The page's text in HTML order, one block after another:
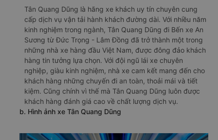
Tân Quang Dũng là hãng xe khách uy tín chuyên cung
cấp dịch vụ vận tải hành khách đường dài. Với nhiều năm
kinh nghiệm trong ngành, Tân Quang Dũng đi Bến xe An
Sương từ Đức Trọng - Lâm Đồng đã trở thành một trong
những nhà xe hàng đầu Việt Nam, được đông đảo khách
hàng tin tưởng lựa chọn. Với đội ngũ lái xe chuyên
nghiệp, giàu kinh nghiệm, nhà xe cam kết mang đến cho
khách hàng những chuyến đi an toàn, thoải mái và tiết
kiệm. Cũng chính vì thế mà Tân Quang Dũng luôn được
khách hàng đánh giá cao về chất lượng dịch vụ.
b. Hình ảnh xe Tân Quang Dũng